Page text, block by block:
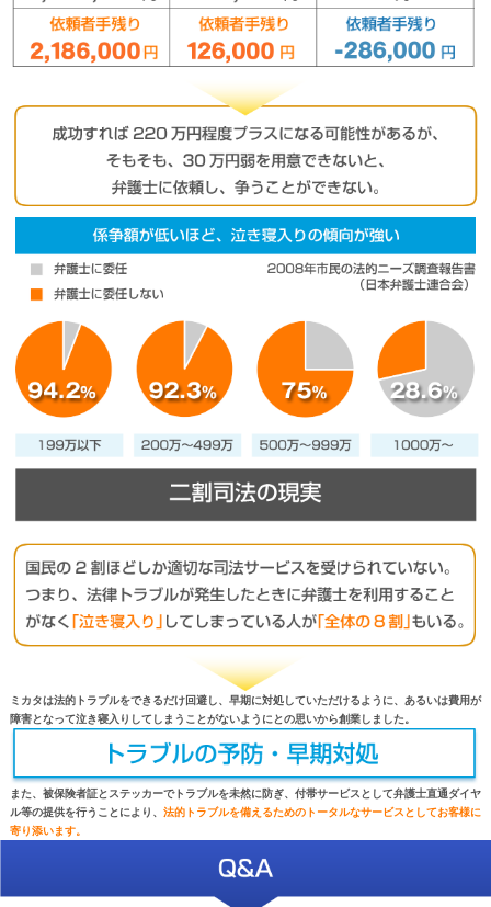
ミカタは法的トラブルをできるだけ回避し、早期に対処していただけるように、あるいは費用が
障害となって泣き寝入りしてしまうことがないようにとの思いから創業しました。
また、被保険者証とステッカーでトラブルを未然に防ぎ、付帯サービスとして弁護士直通ダイヤ
ル等の提供を行うことにより、 法的トラブルを備えるためのトータルなサービスとしてお客様に
寄り添います。